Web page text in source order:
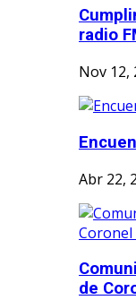
radio
Nov 12,
Abr 22,
de